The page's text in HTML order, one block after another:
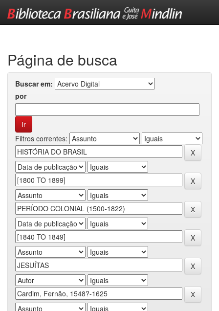
Página de busca
Buscar em:
por
Filtros correntes: